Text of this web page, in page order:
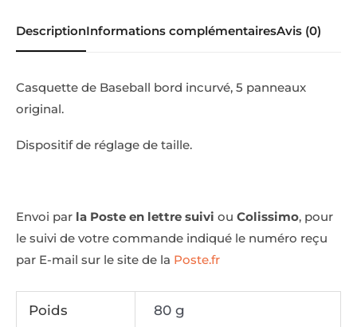
DescriptionInformations complémentairesAvis (0)
Casquette de Baseball bord incurvé, 5 panneaux
original.
Dispositif de réglage de taille.
Envoi par la Poste en lettre suivi ou Colissimo, pour
le suivi de votre commande indiqué le numéro reçu
par E-mail sur le site de la Poste.fr
Poids 80 g